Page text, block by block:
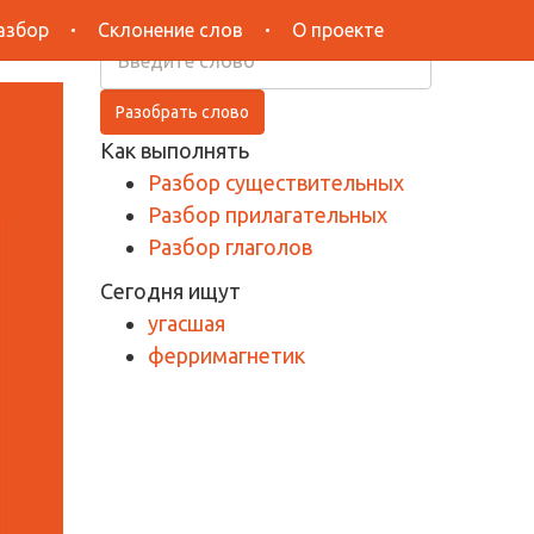
Склонение слов О проекте
Разобрать слово
Как выполнять
Разбор существительных
Разбор прилагательных
Разбор глаголов
Сегодня ищут
угасшая
ферримагнетик